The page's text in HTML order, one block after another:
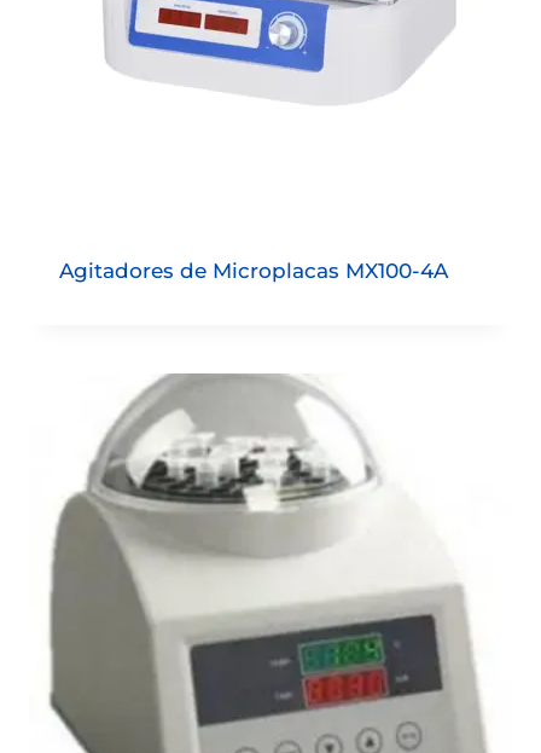
Agitadores de Microplacas MX100-4A